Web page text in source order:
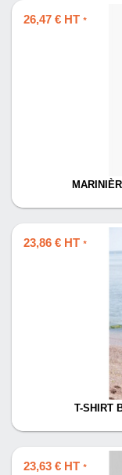
26,47 € HT *
23,86 € HT *
T-SHIRT
23,63 € HT *